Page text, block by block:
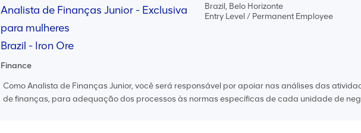
Analista de Finanças Junior - Exclusiva
para mulheres
Brazil - Iron Ore
Finance
Brazil, Belo Horizonte
Entry Level / Permanent Employee
Como Analista de Finanças Junior, você será responsável por apoiar nas análises das
de finanças, para adequação dos processos às normas específicas de cada unidade de